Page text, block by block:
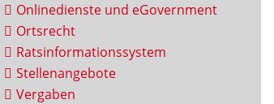
Onlinedienste und eGovernment
Ortsrecht
Ratsinformationssystem
Stellenangebote
Vergaben